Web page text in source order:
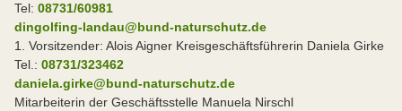
Tel: 08731/60981
dingolfing-landau@bund-naturschutz.de
1. Vorsitzender: Alois Aigner Kreisgeschäftsführerin Daniela Girke
Tel.: 08731/323462
daniela.girke@bund-naturschutz.de
Mitarbeiterin der Geschäftsstelle Manuela Nirschl